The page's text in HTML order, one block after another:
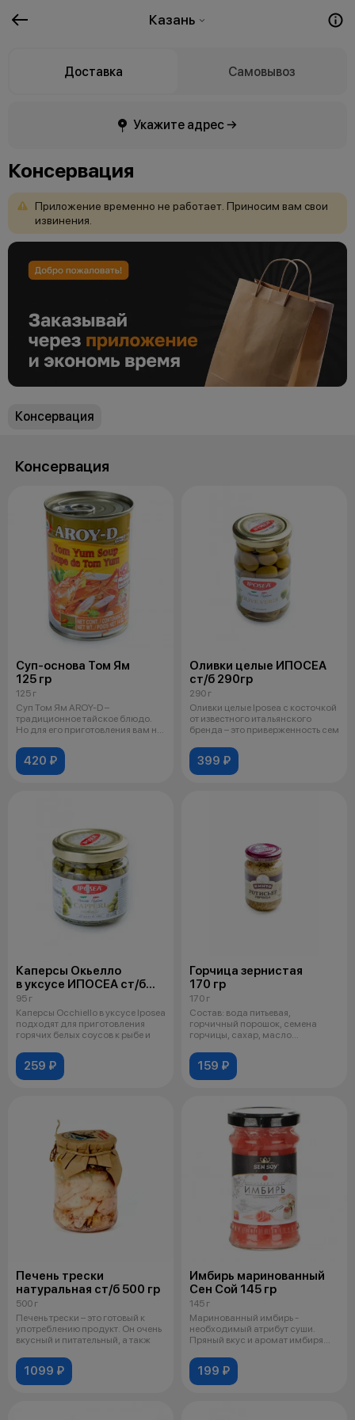
Казань
Доставка Самовывоз
Укажите адрес →
Консервация
Приложение временно не работает. Приносим вам свои
извинения.
Консервация
Консервация
Суп-основа Том Ям
125 гр
125 г
Суп Том Ям AROY-D –
традиционное тайское блюдо.
Но для его приготовления вам н
420 ₽
Оливки целые ИПОСЕА
ст/б 290гр
290 г
Оливки целые Iposea с косточкой
от известного итальянского
бренда – это приверженность сем
399 ₽
Каперсы Окьелло
в уксусе ИПОСЕА ст/б
95 гр
95 г
Каперсы Occhiello в уксусе Iposea
подходят для приготовления
горячих белых соусов к рыбе и
259 ₽
Горчица зернистая
170 гр
170 г
Состав: вода питьевая,
горчичный порошок, семена
горчицы, сахар, масло
159 ₽
Печень трески
натуральная ст/б 500 гр
500 г
Печень трески – это готовый к
употреблению продукт. Он очень
вкусный и питательный, а такж
1099 ₽
Имбирь маринованный
Сен Сой 145 гр
145 г
Маринованный имбирь -
необходимый атрибут суши.
Пряный вкус и аромат имбиря
199 ₽